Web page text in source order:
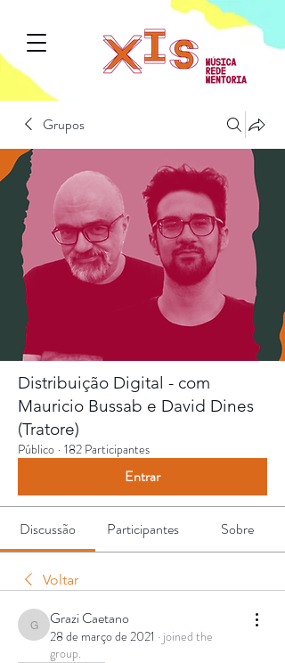
Grupos
Distribuição Digital - com
Mauricio Bussab e David Dines
(Tratore)
Público · 182 Participantes
Entrar
Discussão Participantes Sobre
Voltar
Grazi Caetano
Grazi Caetano
28 de março de 2021 · joined the
group.